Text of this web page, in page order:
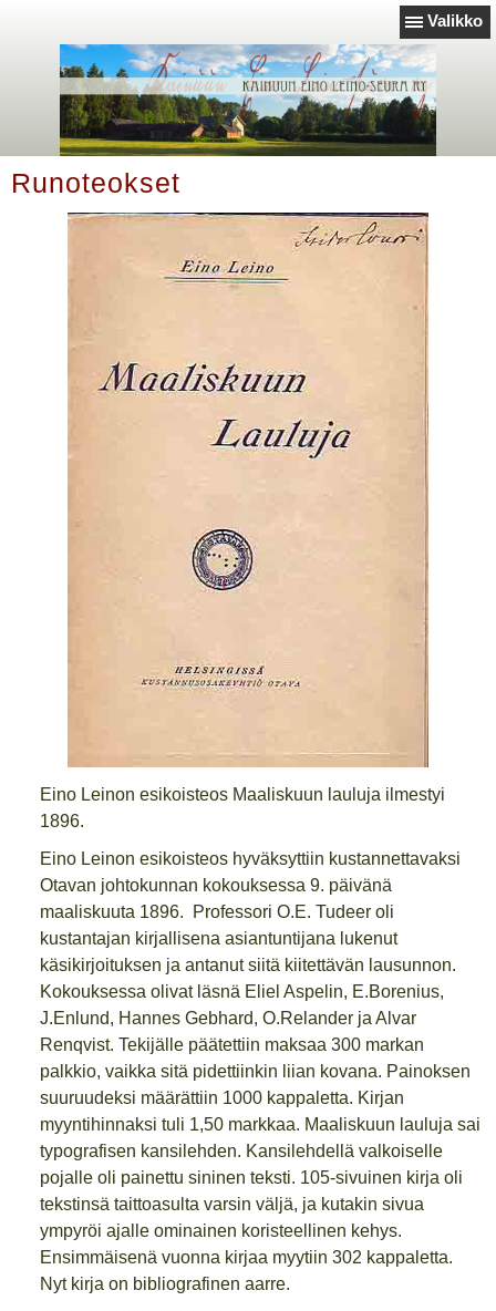
Valikko
Runoteokset
Eino Leinon esikoisteos Maaliskuun lauluja ilmestyi
1896.
Eino Leinon esikoisteos hyväksyttiin kustannettavaksi
Otavan johtokunnan kokouksessa 9. päivänä
maaliskuuta 1896. Professori O.E. Tudeer oli
kustantajan kirjallisena asiantuntijana lukenut
käsikirjoituksen ja antanut siitä kiitettävän lausunnon.
Kokouksessa olivat läsnä Eliel Aspelin, E.Borenius,
J.Enlund, Hannes Gebhard, O.Relander ja Alvar
Renqvist. Tekijälle päätettiin maksaa 300 markan
palkkio, vaikka sitä pidettiinkin liian kovana. Painoksen
suuruudeksi määrättiin 1000 kappaletta. Kirjan
myyntihinnaksi tuli 1,50 markkaa. Maaliskuun lauluja sai
typografisen kansilehden. Kansilehdellä valkoiselle
pojalle oli painettu sininen teksti. 105-sivuinen kirja oli
tekstinsä taittoasulta varsin väljä, ja kutakin sivua
ympyröi ajalle ominainen koristeellinen kehys.
Ensimmäisenä vuonna kirjaa myytiin 302 kappaletta.
Nyt kirja on bibliografinen aarre.